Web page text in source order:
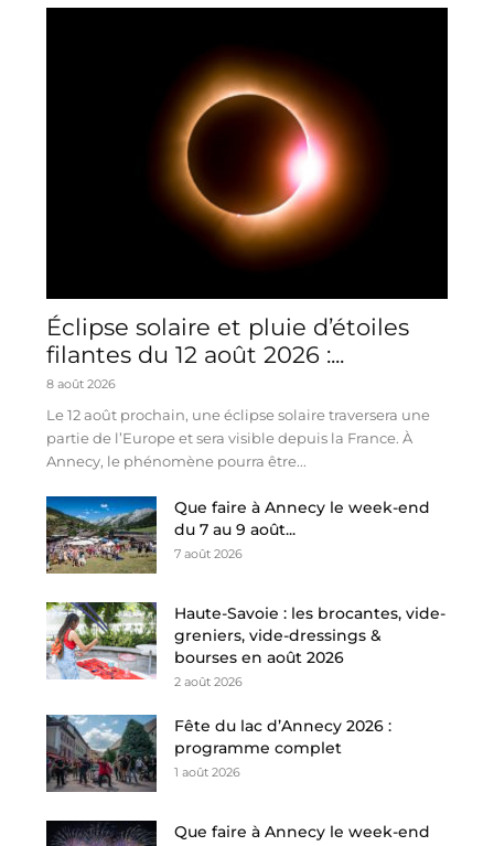
Éclipse solaire et pluie d’étoiles
filantes du 12 août 2026 :...
8 août 2026
Le 12 août prochain, une éclipse solaire traversera une
partie de l’Europe et sera visible depuis la France. À
Annecy, le phénomène pourra être...
Que faire à Annecy le week-end
du 7 au 9 août...
7 août 2026
Haute-Savoie : les brocantes, vide-
greniers, vide-dressings &
bourses en août 2026
2 août 2026
Fête du lac d’Annecy 2026 :
programme complet
1 août 2026
Que faire à Annecy le week-end